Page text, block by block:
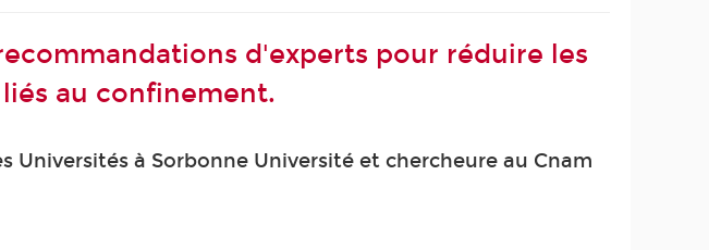
d'experts pour réduire les
au confinement.
Universités à Sorbonne Université et chercheure au Cnam